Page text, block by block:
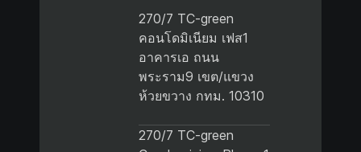
270/7 TC-green
คอนโดมิเนียม เฟส1
อาคารเอ ถนน
พระราม9 เขต/แขวง
ห้วยขวาง กทม. 10310
270/7 TC-green